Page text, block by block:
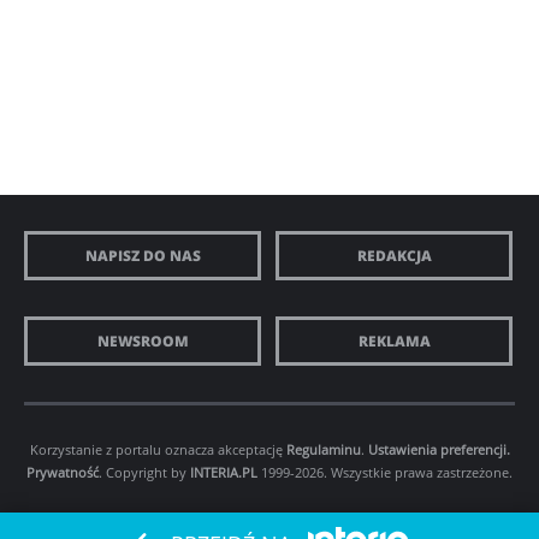
NAPISZ DO NAS REDAKCJA
NEWSROOM REKLAMA
Korzystanie z portalu oznacza akceptację Regulaminu. Ustawienia preferencji.
Prywatność. Copyright by INTERIA.PL 1999-2026. Wszystkie prawa zastrzeżone.